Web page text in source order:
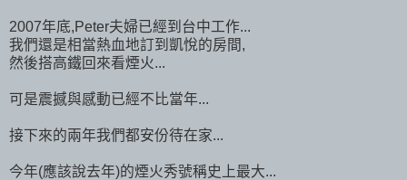
2007年底,Peter夫婦已經到台中工作...
我們還是相當熱血地訂到凱悅的房間,
然後搭高鐵回來看煙火...
可是震撼與感動已經不比當年...
接下來的兩年我們都安份待在家...
今年(應該說去年)的煙火秀號稱史上最大...